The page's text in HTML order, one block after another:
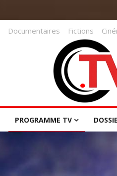
Documentaires Fictions
PROGRAMME TV